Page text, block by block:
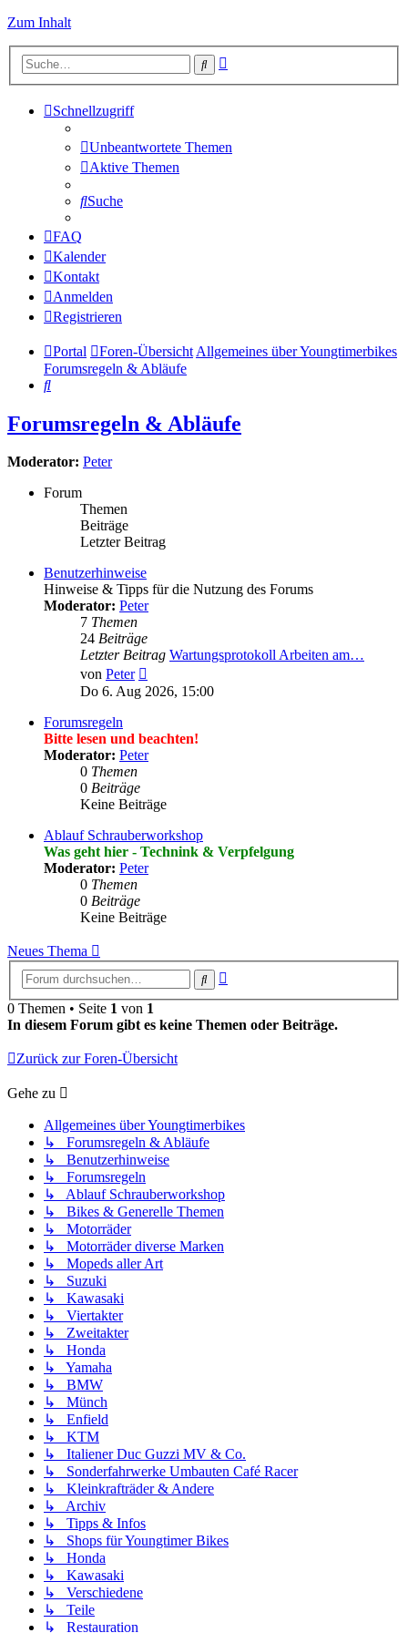
Zum Inhalt
Suche
Schnellzugriff
Unbeantwortete Themen
Aktive Themen
Suche
FAQ
Kalender
Kontakt
Anmelden
Registrieren
Portal Foren-Übersicht Allgemeines über Youngtimerbikes
Forumsregeln & Abläufe
Suche
Forumsregeln & Abläufe
Moderator: Peter
Forum
Themen
Beiträge
Letzter Beitrag
Benutzerhinweise
Hinweise & Tipps für die Nutzung des Forums
Moderator: Peter
7 Themen
24 Beiträge
Letzter Beitrag Wartungsprotokoll Arbeiten am…
von Peter
Beitrag
Do 6. Aug 2026, 15:00
Forumsregeln
Bitte lesen und beachten!
Moderator: Peter
0 Themen
0 Beiträge
Keine Beiträge
Ablauf Schrauberworkshop
Was geht hier - Technink & Verpfelgung
Moderator: Peter
0 Themen
0 Beiträge
Keine Beiträge
Neues Thema
Suche
0 Themen • Seite 1 von 1
In diesem Forum gibt es keine Themen oder Beiträge.
Zurück zur Foren-Übersicht
Gehe zu
Allgemeines über Youngtimerbikes
↳ Forumsregeln & Abläufe
↳ Benutzerhinweise
↳ Forumsregeln
↳ Ablauf Schrauberworkshop
↳ Bikes & Generelle Themen
↳ Motorräder
↳ Motorräder diverse Marken
↳ Mopeds aller Art
↳ Suzuki
↳ Kawasaki
↳ Viertakter
↳ Zweitakter
↳ Honda
↳ Yamaha
↳ BMW
↳ Münch
↳ Enfield
↳ KTM
↳ Italiener Duc Guzzi MV & Co.
↳ Sonderfahrwerke Umbauten Café Racer
↳ Kleinkrafträder & Andere
↳ Archiv
↳ Tipps & Infos
↳ Shops für Youngtimer Bikes
↳ Honda
↳ Kawasaki
↳ Verschiedene
↳ Teile
↳ Restauration